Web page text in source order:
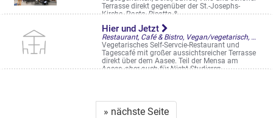
Terrasse direkt gegenüber der St.-Josephs-
Kirche. Pasta, Risotto & ...
Hier und Jetzt
Restaurant, Café & Bistro, Vegan/vegetarisch, Straßencafés & Boulevardterrassen
Vegetarisches Self-Servcie-Restaurant und
Tagescafé mit großer aussichtsreicher Terrasse
direkt über dem Aasee. Teil der Mensa am
Aasee, aber auch für Nicht-Studieren ...
» nächste Seite